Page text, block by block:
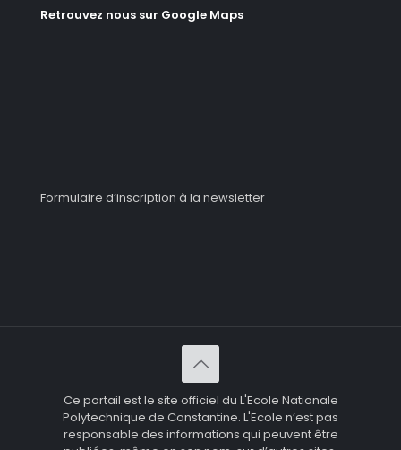
Retrouvez nous sur Google Maps
Formulaire d’inscription à la newsletter
Ce portail est le site officiel du L'Ecole Nationale
Polytechnique de Constantine. L'Ecole n’est pas
responsable des informations qui peuvent être